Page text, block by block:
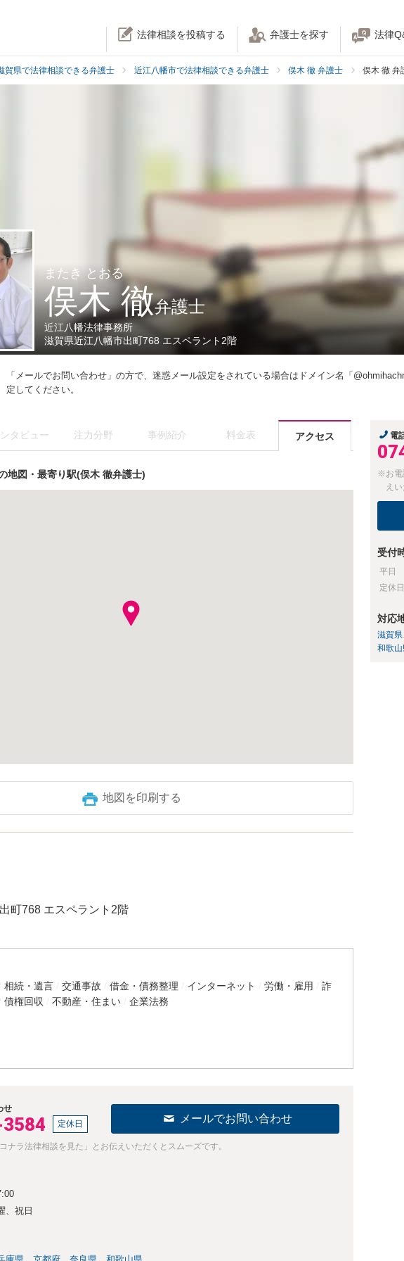
法律相談を投稿する 弁護士を探す 法律
賀県で法律相談できる弁護士 近江八幡市で法律相談できる弁護士 俣木 徹 弁護士 俣木 徹 弁
またき とおる
俣木 徹弁護士
近江八幡法律事務所
滋賀県近江八幡市出町768 エスペラント2階
「メールでお問い合わせ」の方で、迷惑メール設定をされている場合はドメイン名「
定してください。
タビュー 注力分野 事例紹介 料金表 アクセス
地図・最寄り駅(俣木 徹弁護士)
地図を印刷する
町768 エスペラント2階
相続・遺言 交通事故 借金・債務整理 インターネット 労働・雇用
詐
債権回収 不動産・住まい 企業法務
せ
定休日 メールでお問い合わせ
ナラ法律相談を見た」とお伝えいただくとスムーズです。
、祝日
電
※お電
え
受付
平日
定休日
対応
滋賀県
和歌